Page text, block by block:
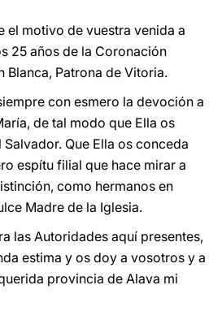
el motivo de vuestra venida a
25 años de la Coronación
Blanca, Patrona de Vitoria.
con esmero la devoción a
de tal modo que Ella os
Que Ella os conceda
espítu filial que hace mirar a
como hermanos en
Madre de la Iglesia.
las Autoridades aquí presentes,
estima y os doy a vosotros y a
provincia de Alava mi